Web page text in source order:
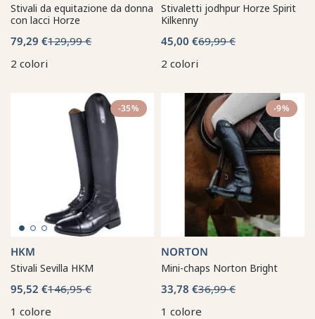
Stivali da equitazione da donna
con lacci Horze
79,29 €129,99 €
2 colori
Stivaletti jodhpur Horze Spirit
Kilkenny
45,00 €69,99 €
2 colori
-35%
HKM
Stivali Sevilla HKM
95,52 €146,95 €
1 colore
-9%
NORTON
Mini-chaps Norton Bright
33,78 €36,99 €
1 colore